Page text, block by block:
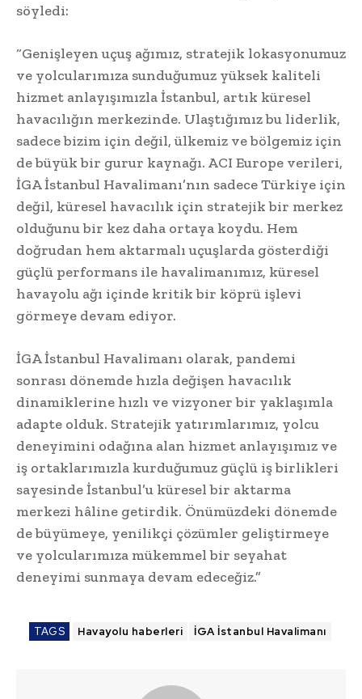
söyledi:
“Genişleyen uçuş ağımız, stratejik lokasyonumuz
ve yolcularımıza sunduğumuz yüksek kaliteli
hizmet anlayışımızla İstanbul, artık küresel
havacılığın merkezinde. Ulaştığımız bu liderlik,
sadece bizim için değil, ülkemiz ve bölgemiz için
de büyük bir gurur kaynağı. ACI Europe verileri,
İGA İstanbul Havalimanı’nın sadece Türkiye için
değil, küresel havacılık için stratejik bir merkez
olduğunu bir kez daha ortaya koydu. Hem
doğrudan hem aktarmalı uçuşlarda gösterdiği
güçlü performans ile havalimanımız, küresel
havayolu ağı içinde kritik bir köprü işlevi
görmeye devam ediyor.
İGA İstanbul Havalimanı olarak, pandemi
sonrası dönemde hızla değişen havacılık
dinamiklerine hızlı ve vizyoner bir yaklaşımla
adapte olduk. Stratejik yatırımlarımız, yolcu
deneyimini odağına alan hizmet anlayışımız ve
iş ortaklarımızla kurduğumuz güçlü iş birlikleri
sayesinde İstanbul’u küresel bir aktarma
merkezi hâline getirdik. Önümüzdeki dönemde
de büyümeye, yenilikçi çözümler geliştirmeye
ve yolcularımıza mükemmel bir seyahat
deneyimi sunmaya devam edeceğiz.”
TAGS Havayolu haberleri İGA İstanbul Havalimanı